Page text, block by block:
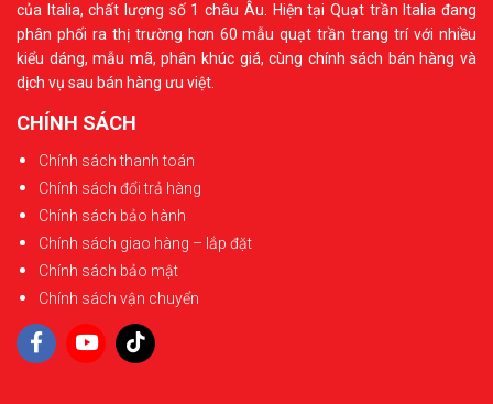
của Italia, chất lượng số 1 châu Âu. Hiện tại Quạt trần Italia đang
phân phối ra thị trường hơn 60 mẫu quạt trần trang trí với nhiều
kiểu dáng, mẫu mã, phân khúc giá, cùng chính sách bán hàng và
dịch vụ sau bán hàng ưu việt.
CHÍNH SÁCH
Chính sách thanh toán
Chính sách đổi trả hàng
Chính sách bảo hành
Chính sách giao hàng – lắp đặt
Chính sách bảo mật
Chính sách vận chuyển